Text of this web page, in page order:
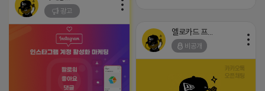
광고
옐로카드 프로도
비공개